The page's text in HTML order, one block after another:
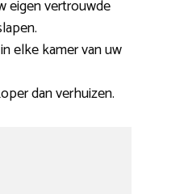
eigen vertrouwde
elke kamer van uw
dan verhuizen.